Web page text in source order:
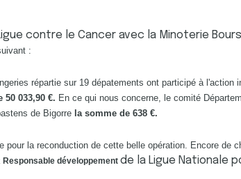
contre le Cancer avec la Minoterie
:
répartie sur 19 dépatements ont participé à l'action
033,90 €. En ce qui nous concerne, le comité
de Bigorre la somme de 638 €.
pour la reconduction de cette belle opération. Encore de
Responsable développement de la Ligue Nationale